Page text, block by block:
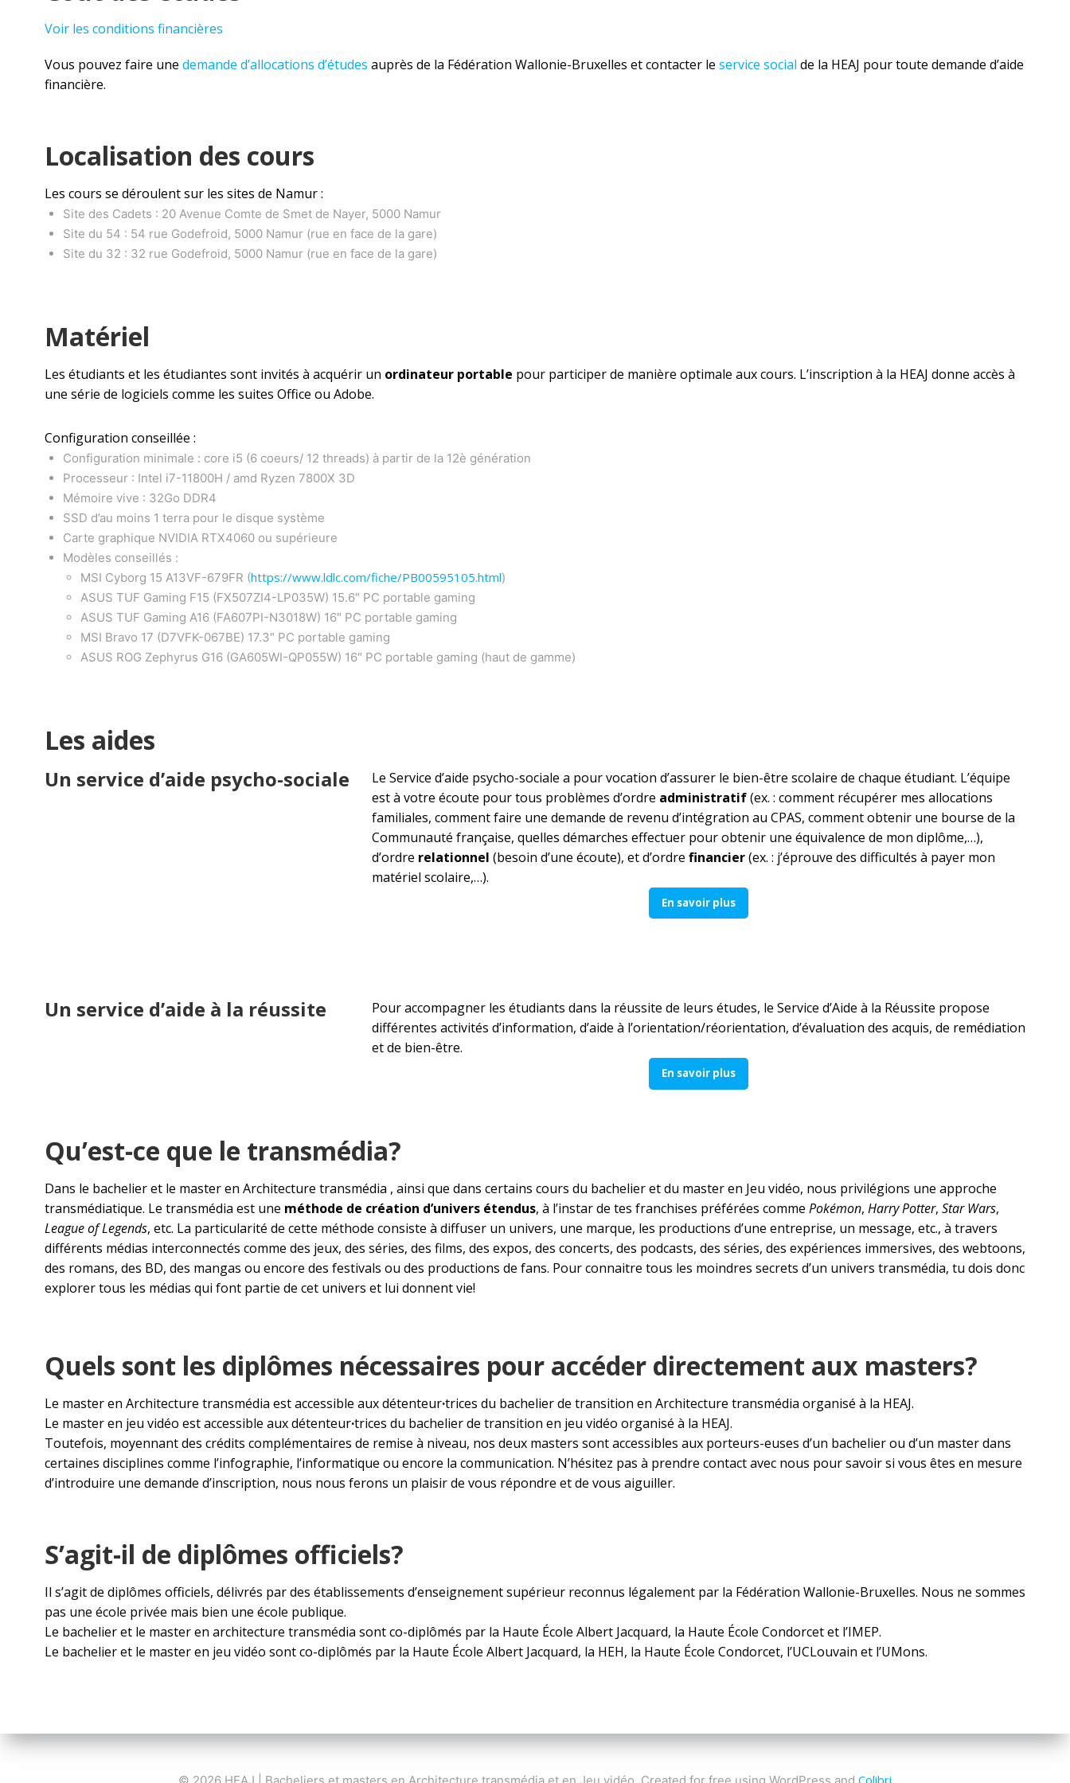
Voir les conditions financières
Vous pouvez faire une demande d’allocations d’études auprès de la Fédération Wallonie-Bruxelles et contacter le service social de la HEAJ pour toute demande d’aide
financière.
Localisation des cours
Les cours se déroulent sur les sites de Namur :
Site des Cadets : 20 Avenue Comte de Smet de Nayer, 5000 Namur
Site du 54 : 54 rue Godefroid, 5000 Namur (rue en face de la gare)
Site du 32 : 32 rue Godefroid, 5000 Namur (rue en face de la gare)
Matériel
Les étudiants et les étudiantes sont invités à acquérir un ordinateur portable pour participer de manière optimale aux cours. L’inscription à la HEAJ donne accès à
une série de logiciels comme les suites Office ou Adobe.
Configuration conseillée :
Configuration minimale : core i5 (6 coeurs/ 12 threads) à partir de la 12è génération
Processeur : Intel i7-11800H / amd Ryzen 7800X 3D
Mémoire vive : 32Go DDR4
SSD d’au moins 1 terra pour le disque système
Carte graphique NVIDIA RTX4060 ou supérieure
Modèles conseillés :
MSI Cyborg 15 A13VF-679FR (https://www.ldlc.com/fiche/PB00595105.html)
ASUS TUF Gaming F15 (FX507ZI4-LP035W) 15.6″ PC portable gaming
ASUS TUF Gaming A16 (FA607PI-N3018W) 16″ PC portable gaming
MSI Bravo 17 (D7VFK-067BE) 17.3″ PC portable gaming
ASUS ROG Zephyrus G16 (GA605WI-QP055W) 16″ PC portable gaming (haut de gamme)
Les aides
Un service d’aide psycho-sociale
Le Service d’aide psycho-sociale a pour vocation d’assurer le bien-être scolaire de chaque étudiant. L’équipe
est à votre écoute pour tous problèmes d’ordre administratif(ex. : comment récupérer mes allocations
familiales, comment faire une demande de revenu d’intégration au CPAS, comment obtenir une bourse de la
Communauté française, quelles démarches effectuer pour obtenir une équivalence de mon diplôme,…),
d’ordre relationnel (besoin d’une écoute), et d’ordre financier(ex. : j’éprouve des difficultés à payer mon
matériel scolaire,…).
En savoir plus
Un service d’aide à la réussite
Pour accompagner les étudiants dans la réussite de leurs études, le Service d’Aide à la Réussite propose
différentes activités d’information, d’aide à l’orientation/réorientation, d’évaluation des acquis, de remédiation
et de bien-être.
En savoir plus
Qu’est-ce que le transmédia?
Dans le bachelier et le master en Architecture transmédia , ainsi que dans certains cours du bachelier et du master en Jeu vidéo, nous privilégions une approche
transmédiatique. Le transmédia est une méthode de création d’univers étendus, à l’instar de tes franchises préférées comme Pokémon, Harry Potter, Star Wars,
League of Legends, etc. La particularité de cette méthode consiste à diffuser un univers, une marque, les productions d’une entreprise, un message, etc., à travers
différents médias interconnectés comme des jeux, des séries, des films, des expos, des concerts, des podcasts, des séries, des expériences immersives, des webtoons,
des romans, des BD, des mangas ou encore des festivals ou des productions de fans. Pour connaitre tous les moindres secrets d’un univers transmédia, tu dois donc
explorer tous les médias qui font partie de cet univers et lui donnent vie!
Quels sont les diplômes nécessaires pour accéder directement aux masters?
Le master en Architecture transmédia est accessible aux détenteur·trices du bachelier de transition en Architecture transmédia organisé à la HEAJ.
Le master en jeu vidéo est accessible aux détenteur·trices du bachelier de transition en jeu vidéo organisé à la HEAJ.
Toutefois, moyennant des crédits complémentaires de remise à niveau, nos deux masters sont accessibles aux porteurs-euses d’un bachelier ou d’un master dans
certaines disciplines comme l’infographie, l’informatique ou encore la communication. N’hésitez pas à prendre contact avec nous pour savoir si vous êtes en mesure
d’introduire une demande d’inscription, nous nous ferons un plaisir de vous répondre et de vous aiguiller.
S’agit-il de diplômes officiels?
Il s’agit de diplômes officiels, délivrés par des établissements d’enseignement supérieur reconnus légalement par la Fédération Wallonie-Bruxelles. Nous ne sommes
pas une école privée mais bien une école publique.
Le bachelier et le master en architecture transmédia sont co-diplômés par la Haute École Albert Jacquard, la Haute École Condorcet et l’IMEP.
Le bachelier et le master en jeu vidéo sont co-diplômés par la Haute École Albert Jacquard, la HEH, la Haute École Condorcet, l’UCLouvain et l’UMons.
Colibri